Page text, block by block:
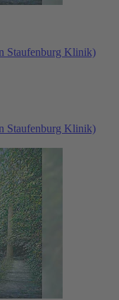
Staufenburg Klinik)
Staufenburg Klinik)